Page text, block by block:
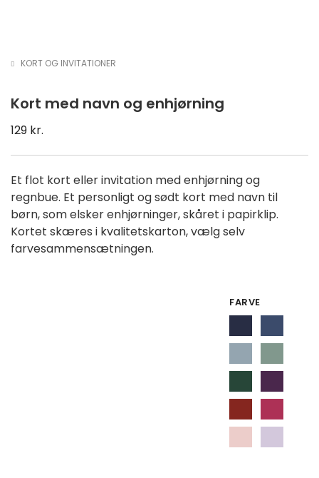
KORT OG INVITATIONER
Kort med navn og enhjørning
129 kr.
Et flot kort eller invitation med enhjørning og
regnbue. Et personligt og sødt kort med navn til
børn, som elsker enhjørninger, skåret i papirklip.
Kortet skæres i kvalitetskarton, vælg selv
farvesammensætningen.
FARVE